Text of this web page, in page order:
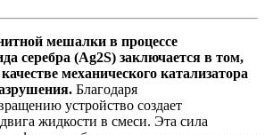
мешалки в процессе
серебра (Ag2S) заключается в том,
механического катализатора
Благодаря
устройство создает
жидкости в смеси. Эта сила